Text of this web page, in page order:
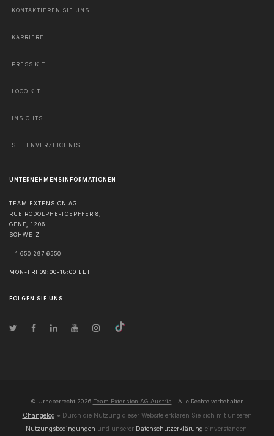
KONTAKTIEREN SIE UNS
KARRIERE
PRESS KIT
LOGO KIT
INSIGHTS
SEITENVERZEICHNIS
UNTERNEHMENSINFORMATIONEN
TEAM EXTENSION AG
RUE RODOLPHE-TOEPFFER 8,
GENF, 1206
SCHWEIZ
+1 650 297 6550
MON-FRI 09:00-18:00 EET
FOLGEN SIE UNS
© Urheberrecht 2026 Team Extension AG Austria - Alle Rechte vorbehalten
Changelog ● Durch die Nutzung dieser Website erklären Sie sich mit unseren
Nutzungsbedingungen und unserer Datenschutzerklärung einverstanden.